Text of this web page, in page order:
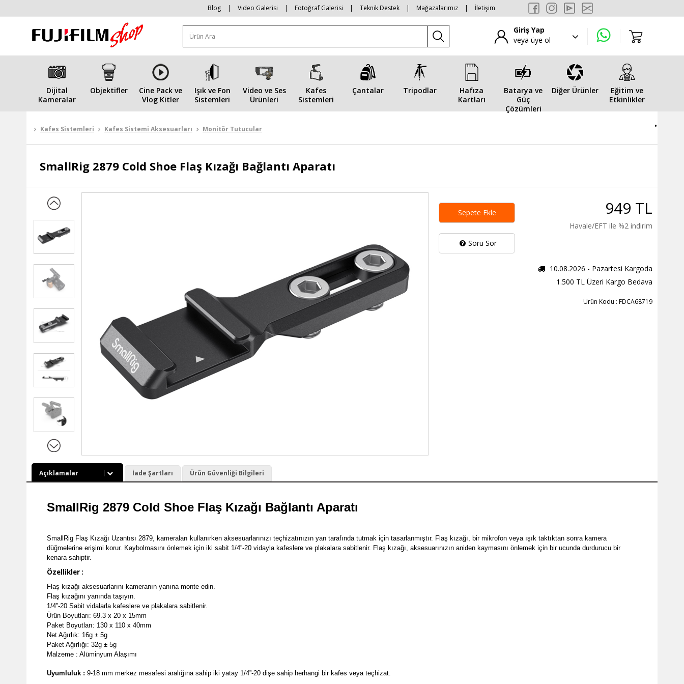
Blog | Video Galerisi | Fotoğraf Galerisi | Teknik Destek | Mağazalarımız | İletişim
Giriş Yap
veya üye ol
Dijital
Kameralar
Objektifler
Cine Pack ve
Vlog Kitler
Işık ve Fon
Sistemleri
Video ve Ses
Ürünleri
Kafes
Sistemleri
Çantalar Tripodlar
Hafıza
Kartları
Batarya ve
Güç
Çözümleri
Diğer Ürünler
Eğitim ve
Etkinlikler
.
Kafes Sistemleri Kafes Sistemi Aksesuarları Monitör Tutucular
SmallRig 2879 Cold Shoe Flaş Kızağı Bağlantı Aparatı
Sepete Ekle
Soru Sor
949 TL
Havale/EFT ile %2 indirim
10.08.2026 - Pazartesi Kargoda
1.500 TL Üzeri Kargo Bedava
Ürün Kodu : FDCA68719
Açıklamalar İade Şartları Ürün Güvenliği Bilgileri
SmallRig 2879 Cold Shoe Flaş Kızağı Bağlantı Aparatı
SmallRig Flaş Kızağı Uzantısı 2879, kameraları kullanırken aksesuarlarınızı teçhizatınızın yan tarafında tutmak için tasarlanmıştır. Flaş kızağı, bir mikrofon veya ışık taktıktan sonra kamera
düğmelerine erişimi korur. Kaybolmasını önlemek için iki sabit 1/4”-20 vidayla kafeslere ve plakalara sabitlenir. Flaş kızağı, aksesuarınızın aniden kaymasını önlemek için bir ucunda durdurucu bir
kenara sahiptir.
Özellikler :
Flaş kızağı aksesuarlarını kameranın yanına monte edin.
Flaş kızağını yanında taşıyın.
1/4”-20 Sabit vidalarla kafeslere ve plakalara sabitlenir.
Ürün Boyutları: 69.3 x 20 x 15mm
Paket Boyutları: 130 x 110 x 40mm
Net Ağırlık: 16g ± 5g
Paket Ağırlığı: 32g ± 5g
Malzeme : Alüminyum Alaşımı
Uyumluluk : 9-18 mm merkez mesafesi aralığına sahip iki yatay 1/4”-20 dişe sahip herhangi bir kafes veya teçhizat.